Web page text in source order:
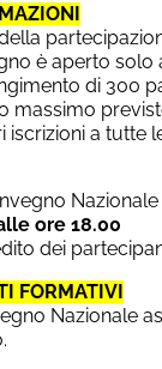
è aperto solo
di 300
massimo
iscrizioni a tutte
ore 18.00
dei
FORMATIVI
Nazionale